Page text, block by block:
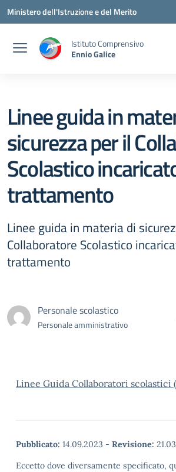
Vai ai contenuti
Vai al menu di navigazione
Vai al footer
Ministero dell'Istruzione e del Merito
Istituto Comprensivo
Ennio Galice
Linee guida in
sicurezza per il
Scolastico
trattamento
Linee guida in materia di
Collaboratore Scolastico
trattamento
Personale scolastico
Personale amministrativo
Linee Guida Collaboratori scolastici
Pubblicato: 14.09.2023 - Revisione:
Eccetto dove diversamente specificato,